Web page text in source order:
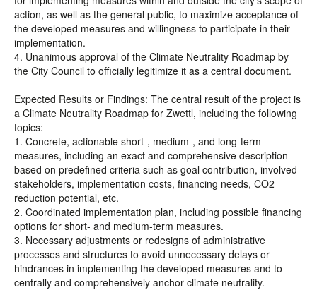
action, as well as the general public, to maximize acceptance of
the developed measures and willingness to participate in their
implementation.
4. Unanimous approval of the Climate Neutrality Roadmap by
the City Council to officially legitimize it as a central document.
Expected Results or Findings: The central result of the project is
a Climate Neutrality Roadmap for Zwettl, including the following
topics:
1. Concrete, actionable short-, medium-, and long-term
measures, including an exact and comprehensive description
based on predefined criteria such as goal contribution, involved
stakeholders, implementation costs, financing needs, CO2
reduction potential, etc.
2. Coordinated implementation plan, including possible financing
options for short- and medium-term measures.
3. Necessary adjustments or redesigns of administrative
processes and structures to avoid unnecessary delays or
hindrances in implementing the developed measures and to
centrally and comprehensively anchor climate neutrality.